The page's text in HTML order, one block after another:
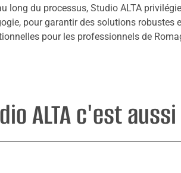
long du processus, Studio ALTA
pour garantir des solutions robustes
pour les professionnels de
ALTA c'est